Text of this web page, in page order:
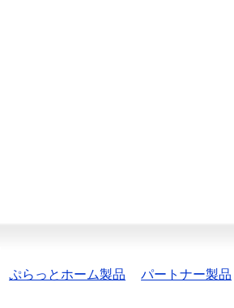
ぷらっとホーム製品 パートナー製品